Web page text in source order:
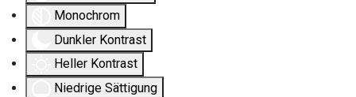
Monochrom
Dunkler Kontrast
Heller Kontrast
Niedrige Sättigung